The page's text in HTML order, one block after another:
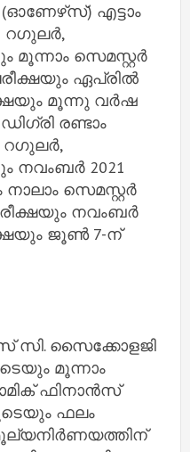
എട്ടാം
റഗുലര്‍,
മൂന്നാം സെമസ്റ്റര്‍
ഏപ്രില്‍
മൂന്നു വര്‍ഷ
രണ്ടാം
റഗുലര്‍,
നവംബര്‍ 2021
സെമസ്റ്റര്‍
നവംബര്‍
ജൂണ്‍ 7-ന്
സി. സൈക്കോളജി
മൂന്നാം
ഫിനാന്‍സ്
ഫലം